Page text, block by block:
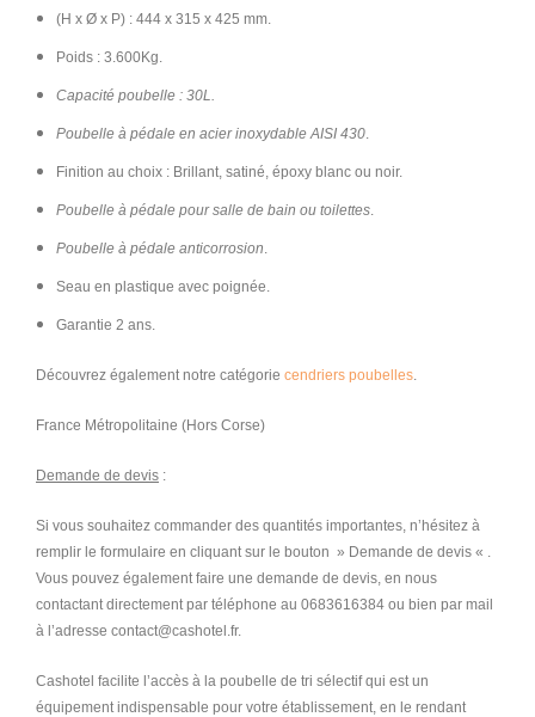
(H x Ø x P) : 444 x 315 x 425 mm.
Poids : 3.600Kg.
Capacité poubelle : 30L.
Poubelle à pédale en acier inoxydable AISI 430.
Finition au choix : Brillant, satiné, époxy blanc ou noir.
Poubelle à pédale pour salle de bain ou toilettes.
Poubelle à pédale anticorrosion.
Seau en plastique avec poignée.
Garantie 2 ans.
Découvrez également notre catégorie cendriers poubelles.
France Métropolitaine (Hors Corse)
Demande de devis :
Si vous souhaitez commander des quantités importantes, n’hésitez à
remplir le formulaire en cliquant sur le bouton » Demande de devis « .
Vous pouvez également faire une demande de devis, en nous
contactant directement par téléphone au 0683616384 ou bien par mail
à l’adresse contact@cashotel.fr.
Cashotel facilite l’accès à la poubelle de tri sélectif qui est un
équipement indispensable pour votre établissement, en le rendant